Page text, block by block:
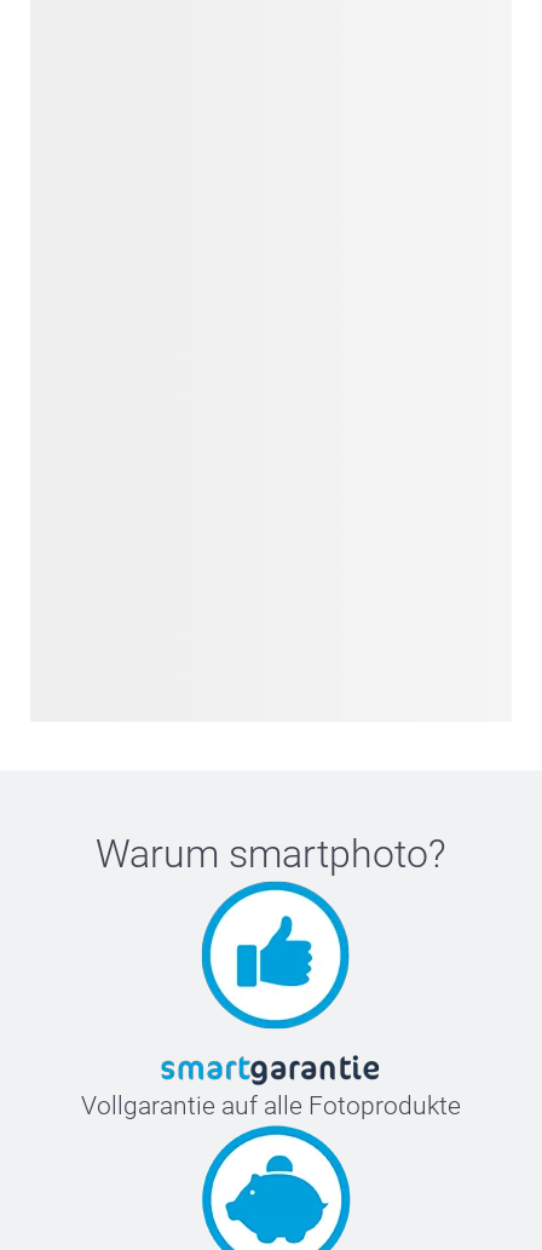
Warum smartphoto?
Vollgarantie auf alle Fotoprodukte